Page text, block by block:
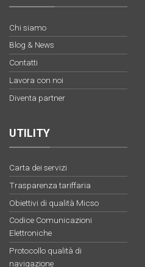
Chi siamo
Blog & News
Contatti
Lavora con noi
Diventa partner
UTILITY
Carta dei servizi
Trasparenza tariffaria
Obiettivi di qualità Micso
Codice Comunicazioni
Elettroniche
Protocollo qualità di
navigazione